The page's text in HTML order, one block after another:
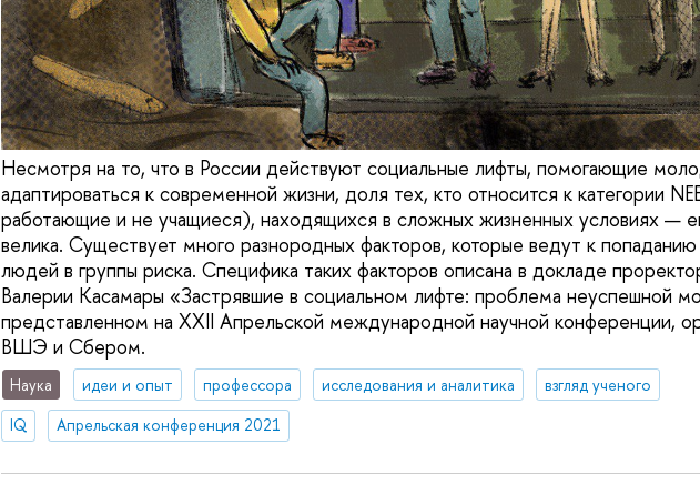
Несмотря на то, что в России действуют социальные лифты, помогающие
адаптироваться к современной жизни, доля тех, кто относится к категории
работающие и не учащиеся), находящихся в сложных жизненных условиях —
велика. Существует много разнородных факторов, которые ведут к
людей в группы риска. Специфика таких факторов описана в докладе
Валерии Касамары «Застрявшие в социальном лифте: проблема неуспешной
представленном на XXII Апрельской международной научной конференции,
ВШЭ и Сбером.
Наука идеи и опыт профессора исследования и аналитика
взгляд ученого
IQ
Апрельская конференция 2021